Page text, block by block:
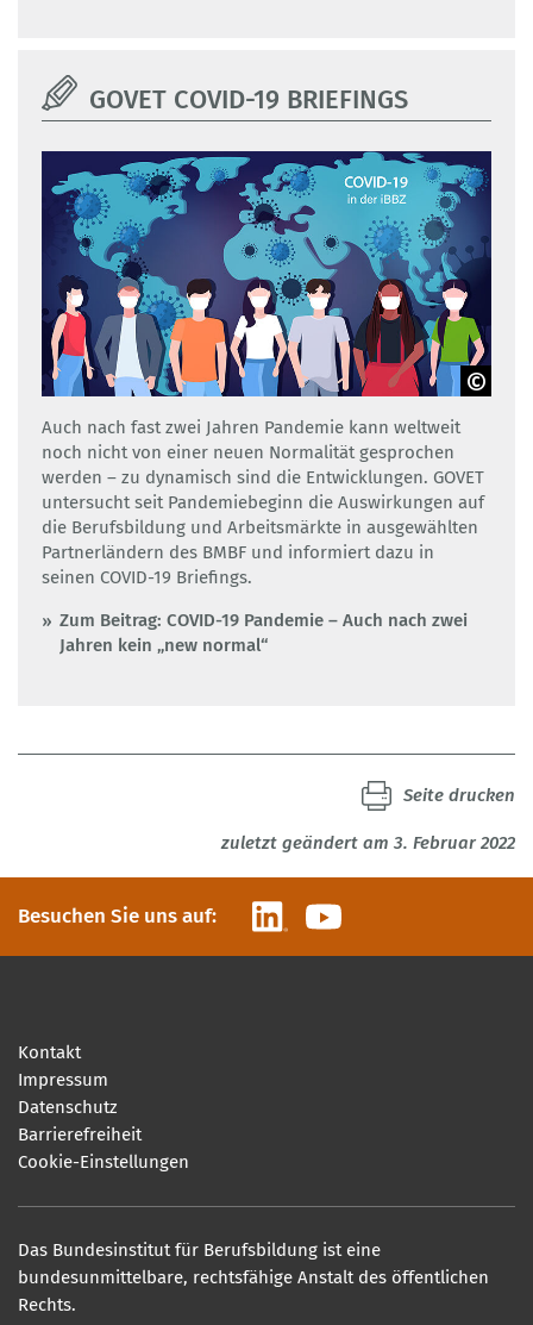
GOVET COVID-19 BRIEFINGS
Adobe Stock
Auch nach fast zwei Jahren Pandemie kann weltweit
noch nicht von einer neuen Normalität gesprochen
werden – zu dynamisch sind die Entwicklungen. GOVET
untersucht seit Pandemiebeginn die Auswirkungen auf
die Berufsbildung und Arbeitsmärkte in ausgewählten
Partnerländern des BMBF und informiert dazu in
seinen COVID-19 Briefings.
Zum Beitrag: COVID-19 Pandemie – Auch nach zwei
Jahren kein „new normal“
zuletzt geändert am 3. Februar 2022
Seite drucken
Besuchen Sie uns auf: LinkedInYouTube
Kontakt
Impressum
Datenschutz
Barrierefreiheit
Cookie-Einstellungen
Das Bundesinstitut für Berufsbildung ist eine
bundesunmittelbare, rechtsfähige Anstalt des öffentlichen
Rechts.